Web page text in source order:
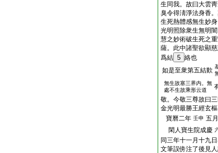
生同我。故曰大雲
臭令得淸淨法身香
生死熱體感無生妙
光明照除衆生無明
慧之妙術破生死之
薩。此中諸聖欲顯
爲結 5 絡也
如是至衆第五結歎
無生故塞三界内。無
處不生故乘形云道
敬。今敬三尊故曰
金光明最勝王經玄
寶曆二年 壬申 五
閑人寶生院成慶
同三年十一月十九
文筆誤傍注了後見